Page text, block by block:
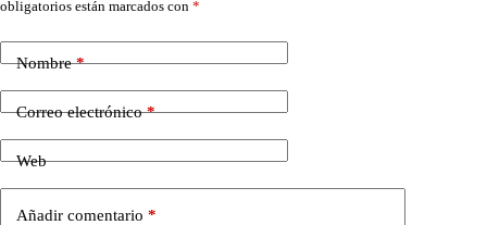
obligatorios están marcados con *
Nombre*
Correo electrónico*
Web
Añadir comentario *